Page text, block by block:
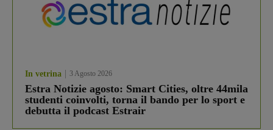
In vetrina 3 Agosto 2026
Estra Notizie agosto: Smart Cities, oltre 44mila
studenti coinvolti, torna il bando per lo sport e
debutta il podcast Estrair